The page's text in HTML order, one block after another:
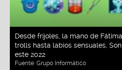
Desde frijoles, la mano de
trolls hasta labios sensuales,
este 2022
Fuente: Grupo Informático